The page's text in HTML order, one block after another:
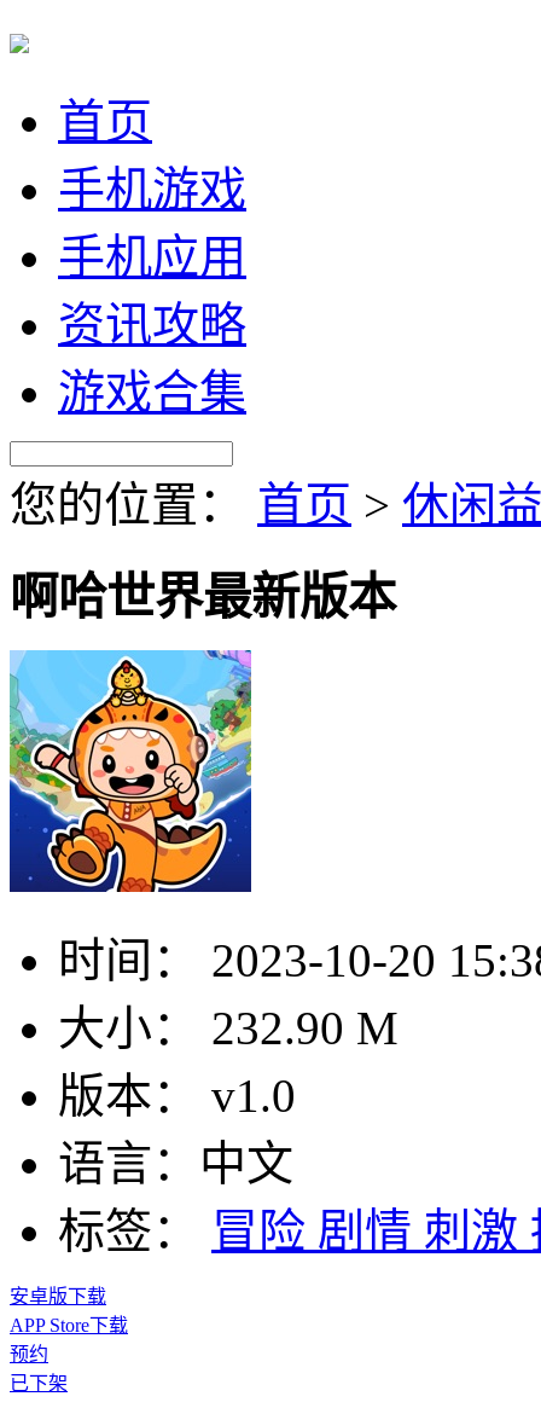
首页
手机游戏
手机应用
资讯攻略
游戏合集
您的位置： 首页 > 休闲
啊哈世界最新版本
时间：
2023-10-20
大小：
232.90 M
版本：
v1.0
语言： 中文
标签：
冒险 剧情 刺激
安卓版下载
APP Store下载
预约
已下架